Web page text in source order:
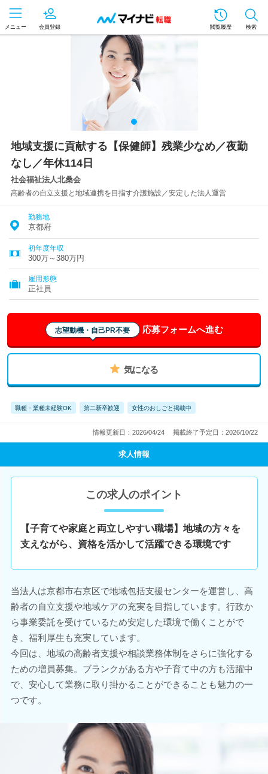
メニュー 会員登録 閲覧履歴 検索
地域支援に貢献する【保健師】残業少なめ／夜勤
なし／年休114日
社会福祉法人北桑会
高齢者の自立支援と地域連携を目指す介護施設／安定した法人運営
勤務地
京都府
初年度年収
300万～380万円
雇用形態
正社員
志望動機・自己PR不要 応募フォームへ進む
気になる
職種・業種未経験OK 第二新卒歓迎 女性のおしごと掲載中
情報更新日：2026/04/24 掲載終了予定日：2026/10/22
求人情報
この求人のポイント
【子育てや家庭と両立しやすい職場】地域の方々を
支えながら、資格を活かして活躍できる環境です
当法人は京都市右京区で地域包括支援センターを運営し、高
齢者の自立支援や地域ケアの充実を目指しています。行政か
ら事業委託を受けているため安定した環境で働くことがで
き、福利厚生も充実しています。
今回は、地域の高齢者支援や相談業務体制をさらに強化する
ための増員募集。ブランクがある方や子育て中の方も活躍中
で、安心して業務に取り掛かることができることも魅力の一
つです。